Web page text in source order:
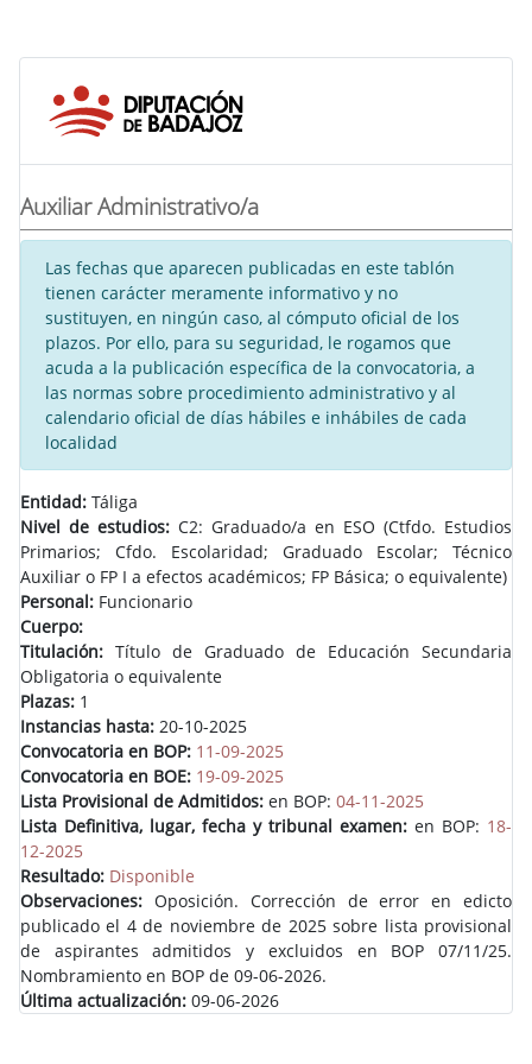
Auxiliar Administrativo/a
Las fechas que aparecen publicadas en este tablón
tienen carácter meramente informativo y no
sustituyen, en ningún caso, al cómputo oficial de los
plazos. Por ello, para su seguridad, le rogamos que
acuda a la publicación específica de la convocatoria, a
las normas sobre procedimiento administrativo y al
calendario oficial de días hábiles e inhábiles de cada
localidad
Entidad: Táliga
Nivel de estudios: C2: Graduado/a en ESO (Ctfdo. Estudios
Primarios; Cfdo. Escolaridad; Graduado Escolar; Técnico
Auxiliar o FP I a efectos académicos; FP Básica; o equivalente)
Personal: Funcionario
Cuerpo:
Titulación: Título de Graduado de Educación Secundaria
Obligatoria o equivalente
Plazas: 1
Instancias hasta: 20-10-2025
Convocatoria en BOP: 11-09-2025
Convocatoria en BOE: 19-09-2025
Lista Provisional de Admitidos: en BOP: 04-11-2025
Lista Definitiva, lugar, fecha y tribunal examen: en BOP: 18-
12-2025
Resultado: Disponible
Observaciones: Oposición. Corrección de error en edicto
publicado el 4 de noviembre de 2025 sobre lista provisional
de aspirantes admitidos y excluidos en BOP 07/11/25.
Nombramiento en BOP de 09-06-2026.
Última actualización: 09-06-2026